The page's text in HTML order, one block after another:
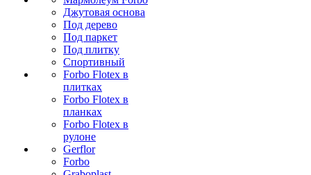
Джутовая основа
Под дерево
Под паркет
Под плитку
Спортивный
Forbo Flotex в
плитках
Forbo Flotex в
планках
Forbo Flotex в
рулоне
Gerflor
Forbo